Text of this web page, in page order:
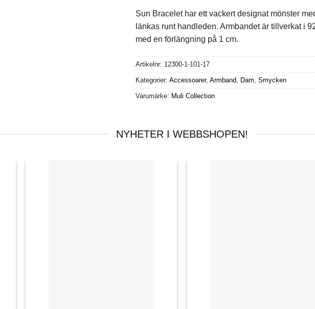
Sun Bracelet har ett vackert designat mönster
länkas runt handleden. Armbandet är tillverkat i
med en förlängning på 1 cm.
Artikelnr: 12300-1-101-17
Kategorier:Accessoarer,Armband, Dam,Smycken
Varumärke: Muli Collection
NYHETER I WEBBSHOPEN!